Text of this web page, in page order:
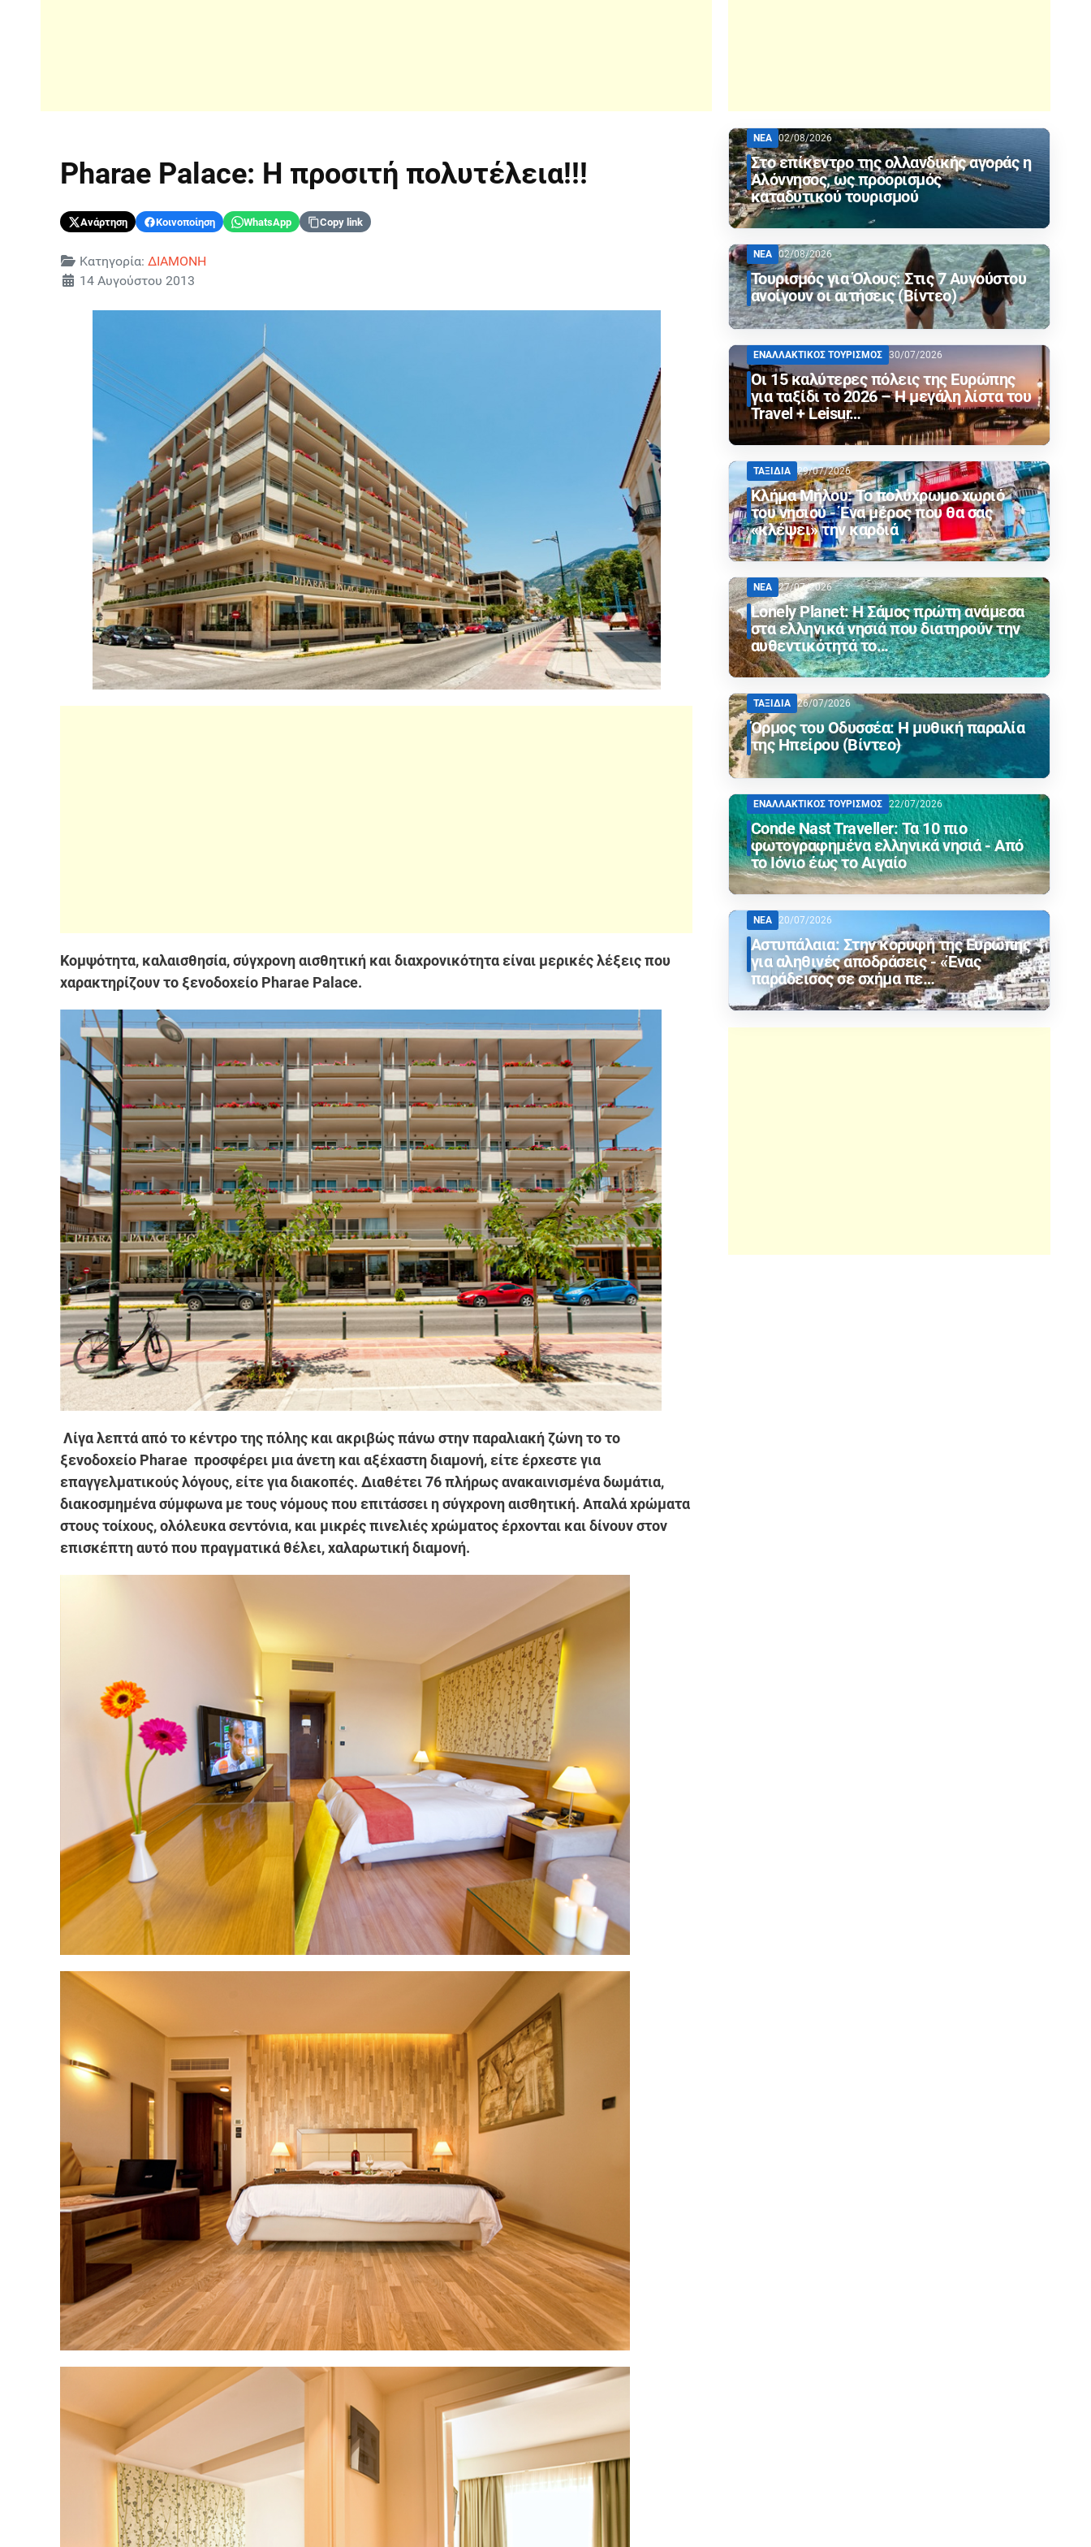
Pharae Palace: Η προσιτή πολυτέλεια!!!
Ανάρτηση Κοινοποίηση WhatsApp Copy link
Λεπτομέρειες
Κατηγορία: ΔΙΑΜΟΝΗ
14 Αυγούστου 2013
Κομψότητα, καλαισθησία, σύγχρονη αισθητική και διαχρονικότητα είναι μερικές λέξεις που
χαρακτηρίζουν το ξενοδοχείο Pharae Palace.
Λίγα λεπτά από το κέντρο της πόλης και ακριβώς πάνω στην παραλιακή ζώνη το το
ξενοδοχείο Pharae προσφέρει μια άνετη και αξέχαστη διαμονή, είτε έρχεστε για
επαγγελματικούς λόγους, είτε για διακοπές. Διαθέτει 76 πλήρως ανακαινισμένα δωμάτια,
διακοσμημένα σύμφωνα με τους νόμους που επιτάσσει η σύγχρονη αισθητική. Απαλά χρώματα
στους τοίχους, ολόλευκα σεντόνια, και μικρές πινελιές χρώματος έρχονται και δίνουν στον
επισκέπτη αυτό που πραγματικά θέλει, χαλαρωτική διαμονή.
ΝΕΑ 02/08/2026
Στο επίκεντρο της ολλανδικής αγοράς η
Αλόννησος, ως προορισμός
καταδυτικού τουρισμού
ΝΕΑ 02/08/2026
Τουρισμός για Όλους: Στις 7 Αυγούστου
ανοίγουν οι αιτήσεις (Βίντεο)
ΕΝΑΛΛΑΚΤΙΚΟΣ ΤΟΥΡΙΣΜΟΣ 30/07/2026
Οι 15 καλύτερες πόλεις της Ευρώπης
για ταξίδι το 2026 – Η μεγάλη λίστα του
Travel + Leisur…
ΤΑΞΙΔΙΑ 29/07/2026
Κλήμα Μήλου: Το πολύχρωμο χωριό
του νησιού - Ένα μέρος που θα σας
«κλέψει» την καρδιά
ΝΕΑ 27/07/2026
Lonely Planet: Η Σάμος πρώτη ανάμεσα
στα ελληνικά νησιά που διατηρούν την
αυθεντικότητά το…
ΤΑΞΙΔΙΑ 26/07/2026
Όρμος του Οδυσσέα: Η μυθική παραλία
της Ηπείρου (Βίντεο)
ΕΝΑΛΛΑΚΤΙΚΟΣ ΤΟΥΡΙΣΜΟΣ 22/07/2026
Conde Nast Traveller: Τα 10 πιο
φωτογραφημένα ελληνικά νησιά - Από
το Ιόνιο έως το Αιγαίο
ΝΕΑ 20/07/2026
Αστυπάλαια: Στην κορυφή της Ευρώπης
για αληθινές αποδράσεις - «Ένας
παράδεισος σε σχήμα πε…